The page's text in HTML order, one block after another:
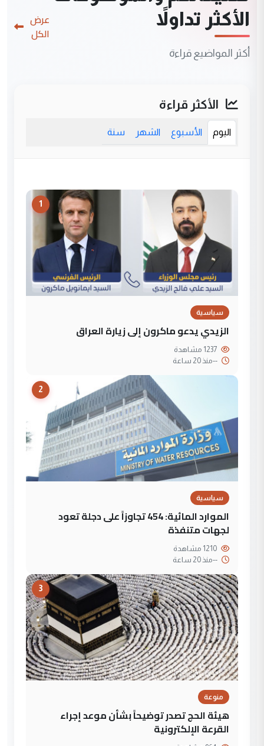
الأكثر تداولاً
أكثر المواضيع قراءة
عرض
الكل
الأكثر قراءة
اليوم الأسبوع الشهر سنة
1
سياسية
الزيدي يدعو ماكرون إلى زيارة العراق
--منذ 20 ساعة
2
سياسية
الموارد المائية: 454 تجاوزاً على دجلة تعود
لجهات متنفذة
--منذ 20 ساعة
3
منوعة
هيئة الحج تصدر توضيحاً بشأن موعد إجراء
القرعة الإلكترونية